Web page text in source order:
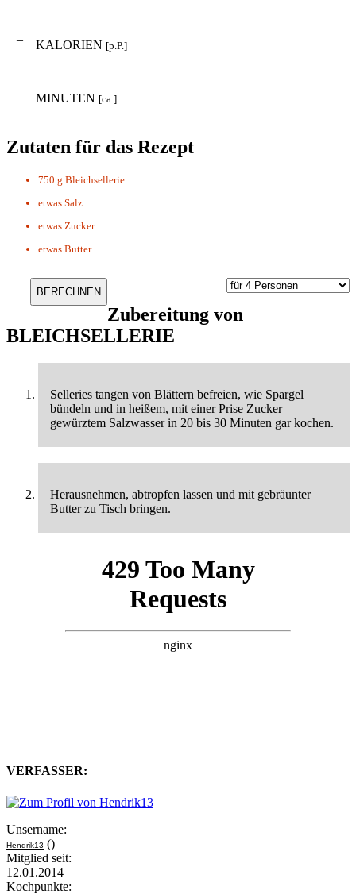
– KALORIEN [p.P.]
– MINUTEN [ca.]
Zutaten für das Rezept
750 g Bleichsellerie
etwas Salz
etwas Zucker
etwas Butter
Zubereitung von
BLEICHSELLERIE
Selleries tangen von Blättern befreien, wie Spargel
bündeln und in heißem, mit einer Prise Zucker
gewürztem Salzwasser in 20 bis 30 Minuten gar kochen.
Herausnehmen, abtropfen lassen und mit gebräunter
Butter zu Tisch bringen.
VERFASSER:
Unsername:
Hendrik13 ()
Mitglied seit:
12.01.2014
Kochpunkte: